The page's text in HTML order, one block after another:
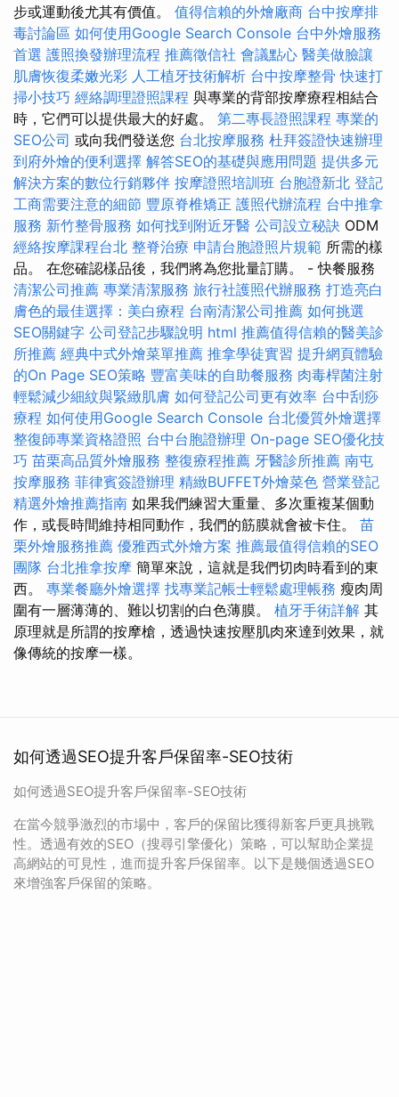
步或運動後尤其有價值。 值得信賴的外燴廠商 台中按摩排
毒討論區 如何使用Google Search Console 台中外燴服務
首選 護照換發辦理流程 推薦徵信社 會議點心 醫美做臉讓
肌膚恢復柔嫩光彩 人工植牙技術解析 台中按摩整骨快速打
掃小技巧 經絡調理證照課程 與專業的背部按摩療程相結合
時，它們可以提供最大的好處。 第二專長證照課程 專業的
SEO公司 或向我們發送您 台北按摩服務 杜拜簽證快速辦理
到府外燴的便利選擇 解答SEO的基礎與應用問題 提供多元
解決方案的數位行銷夥伴 按摩證照培訓班 台胞證新北 登記
工商需要注意的細節 豐原脊椎矯正 護照代辦流程 台中推拿
服務 新竹整骨服務 如何找到附近牙醫 公司設立秘訣 ODM
經絡按摩課程台北 整脊治療 申請台胞證照片規範 所需的樣
品。 在您確認樣品後，我們將為您批量訂購。 - 快餐服務
清潔公司推薦 專業清潔服務 旅行社護照代辦服務 打造亮白
膚色的最佳選擇：美白療程 台南清潔公司推薦 如何挑選
SEO關鍵字 公司登記步驟說明 html 推薦值得信賴的醫美診
所推薦 經典中式外燴菜單推薦 推拿學徒實習 提升網頁體驗
的On Page SEO策略 豐富美味的自助餐服務 肉毒桿菌注射
輕鬆減少細紋與緊緻肌膚 如何登記公司更有效率 台中刮痧
療程 如何使用Google Search Console 台北優質外燴選擇
整復師專業資格證照 台中台胞證辦理 On-page SEO優化技
巧 苗栗高品質外燴服務 整復療程推薦 牙醫診所推薦 南屯
按摩服務 菲律賓簽證辦理 精緻BUFFET外燴菜色 營業登記
精選外燴推薦指南 如果我們練習大重量、多次重複某個動
作，或長時間維持相同動作，我們的筋膜就會被卡住。 苗
栗外燴服務推薦 優雅西式外燴方案 推薦最值得信賴的SEO
團隊 台北推拿按摩 簡單來說，這就是我們切肉時看到的東
西。 專業餐廳外燴選擇 找專業記帳士輕鬆處理帳務 瘦肉周
圍有一層薄薄的、難以切割的白色薄膜。 植牙手術詳解 其
原理就是所謂的按摩槍，透過快速按壓肌肉來達到效果，就
像傳統的按摩一樣。
如何透過SEO提升客戶保留率-SEO技術
如何透過SEO提升客戶保留率-SEO技術
在當今競爭激烈的市場中，客戶的保留比獲得新客戶更具挑戰
性。透過有效的SEO（搜尋引擎優化）策略，可以幫助企業提
高網站的可見性，進而提升客戶保留率。以下是幾個透過SEO
來增強客戶保留的策略。